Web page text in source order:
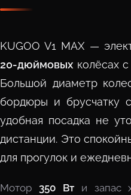
KUGOO V1 MAX —
20-дюймовых колёсах
Большой диаметр
бордюры и брусчатку
удобная посадка не
дистанции. Это
для прогулок и
Мотор 350 Вти запас